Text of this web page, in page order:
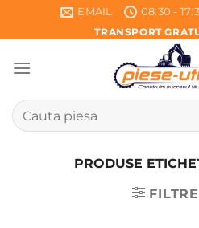
EMAIL 08:30 -
TRANSPORT
Caută
după:
PRODUSE